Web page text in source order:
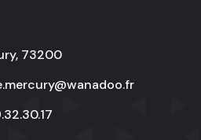
73200